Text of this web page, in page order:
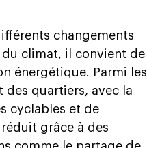
changements
du climat, il convient de
énergétique. Parmi les
quartiers, avec la
cyclables et de
grâce à des